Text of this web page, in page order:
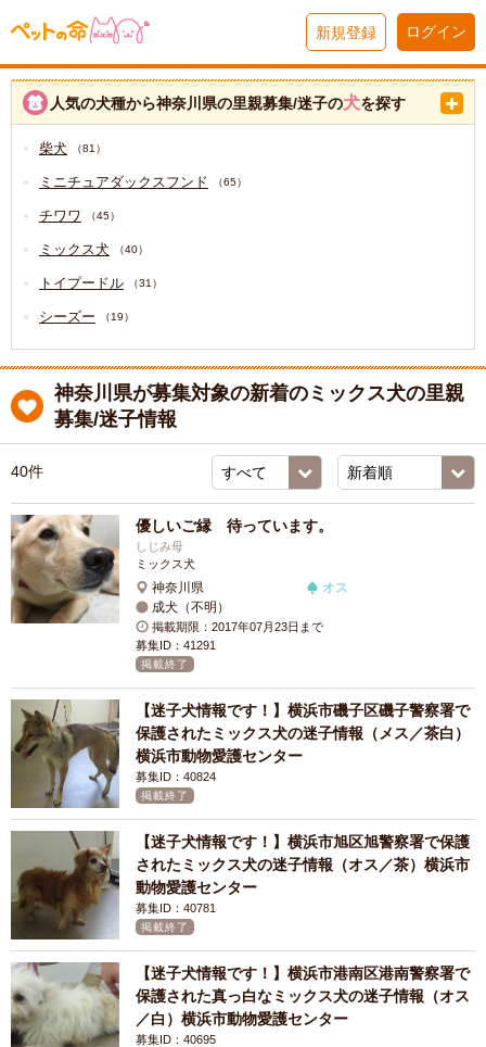
新規登録 ログイン
人気の犬種から神奈川県の里親募集/迷子の犬を探す
柴犬 （81）
ミニチュアダックスフンド （65）
チワワ （45）
ミックス犬 （40）
トイプードル （31）
シーズー （19）
神奈川県が募集対象の新着のミックス犬の里親
募集/迷子情報
40件
優しいご縁 待っています。
しじみ母
ミックス犬
神奈川県
オス
成犬（不明）
掲載期限：2017年07月23日まで
募集ID：41291
掲載終了
【迷子犬情報です！】横浜市磯子区磯子警察署で
保護されたミックス犬の迷子情報（メス／茶白）
横浜市動物愛護センター
募集ID：40824
掲載終了
【迷子犬情報です！】横浜市旭区旭警察署で保護
されたミックス犬の迷子情報（オス／茶）横浜市
動物愛護センター
募集ID：40781
掲載終了
【迷子犬情報です！】横浜市港南区港南警察署で
保護された真っ白なミックス犬の迷子情報（オス
／白）横浜市動物愛護センター
募集ID：40695